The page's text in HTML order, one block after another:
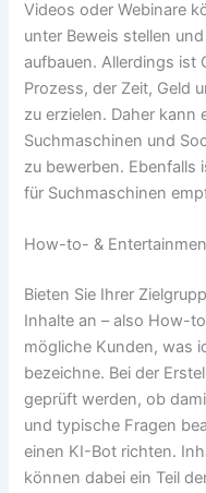
Videos oder Webinare
unter Beweis stellen
aufbauen. Allerdings
Prozess, der Zeit, Geld
zu erzielen. Daher kann
Suchmaschinen und
zu bewerben. Ebenfalls
für Suchmaschinen
How-to- &
Bieten Sie Ihrer
Inhalte an – also How-
mögliche Kunden, was
bezeichne. Bei der
geprüft werden, ob
und typische Fragen
einen KI-Bot richten.
können dabei ein Teil